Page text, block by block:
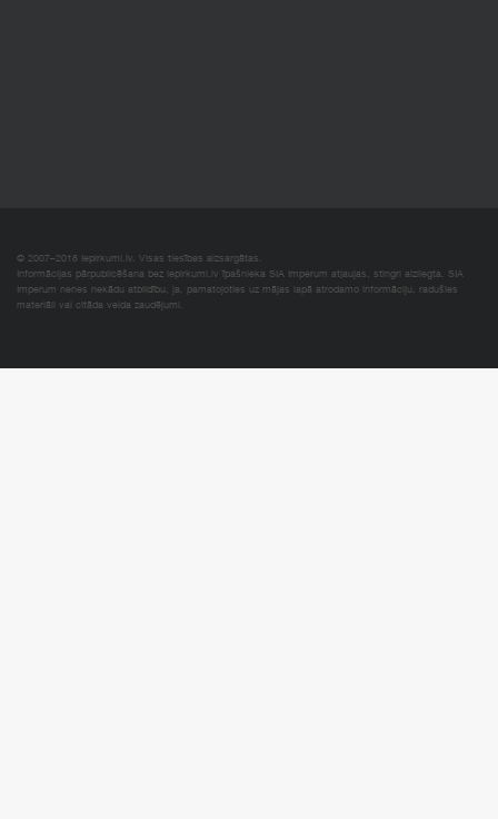
© 2007–2018 Iepirkumi.lv. Visas tiesības aizsargātas.
Informācijas pārpublicēšana bez iepirkumi.lv īpašnieka SIA Imperum atļaujas, stingri aizliegta. SIA
Imperum nenes nekādu atbildību, ja, pamatojoties uz mājas lapā atrodamo informāciju, radušies
materiāli vai citāda veida zaudējumi.